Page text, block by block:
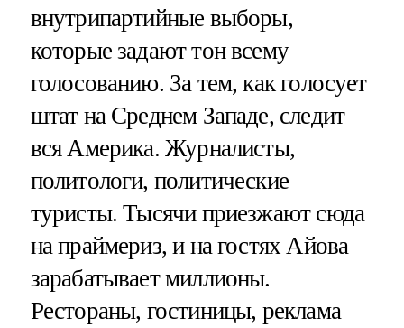
внутрипартийные выборы,
которые задают тон всему
голосованию. За тем, как голосует
штат на Среднем Западе, следит
вся Америка. Журналисты,
политологи, политические
туристы. Тысячи приезжают сюда
на праймериз, и на гостях Айова
зарабатывает миллионы.
Рестораны, гостиницы, реклама